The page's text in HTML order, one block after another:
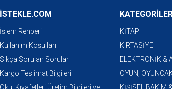
İSTEKLE.COM
İşlem Rehberi
Kullanım Koşulları
Sıkça Sorulan Sorular
Kargo Teslimat Bilgileri
KİTAP
KIRTASİYE
ELEKTRONİK &
OYUN,